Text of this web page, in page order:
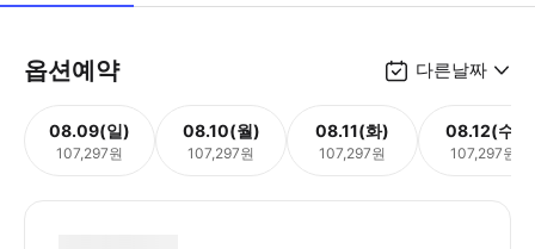
옵션예약 다른날짜
08.09(일)
107,297원
08.10(월)
107,297원
08.11(화)
107,297원
08.12(수)
107,297원